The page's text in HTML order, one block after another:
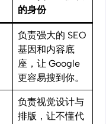
的身份
负责强大的 SEO
基因和内容底
座，让 Google
更容易搜到你。
负责视觉设计与
排版，让不懂代